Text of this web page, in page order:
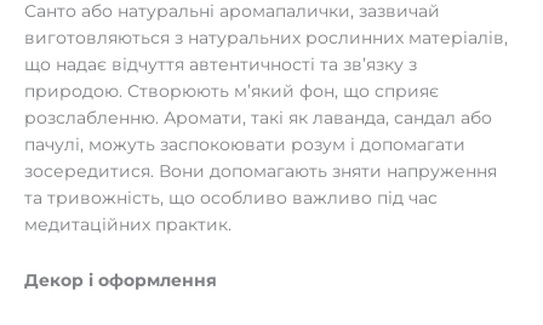
Санто або натуральні аромапалички, зазвичай
виготовляються з натуральних рослинних матеріалів,
що надає відчуття автентичності та зв’язку з
природою. Створюють м’який фон, що сприяє
розслабленню. Аромати, такі як лаванда, сандал або
пачулі, можуть заспокоювати розум і допомагати
зосередитися. Вони допомагають зняти напруження
та тривожність, що особливо важливо під час
медитаційних практик.
Декор і оформлення